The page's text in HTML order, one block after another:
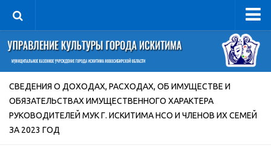
Управление
Руководитель
Сведения об организации
Структура
Книга почета культуры
СВЕДЕНИЯ О ДОХОДАХ, РАСХОДАХ, ОБ ИМУЩЕСТВЕ И
ОБЯЗАТЕЛЬСТВАХ ИМУЩЕСТВЕННОГО ХАРАКТЕРА
РУКОВОДИТЕЛЕЙ МУК Г. ИСКИТИМА НСО И ЧЛЕНОВ ИХ СЕМЕЙ
ЗА 2023 ГОД